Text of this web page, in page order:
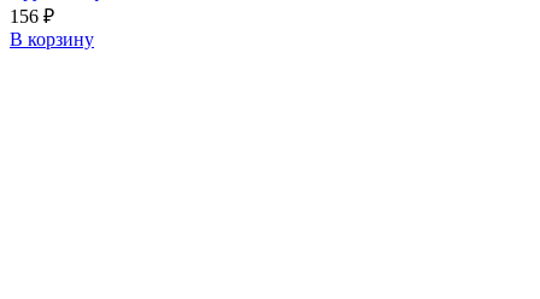
156 ₽
В корзину